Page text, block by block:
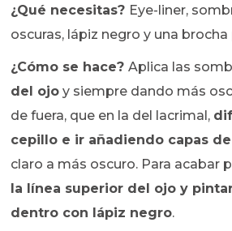
¿Qué necesitas? Eye-liner,
oscuras, lápiz negro y una
¿Cómo se hace?Aplica las
del ojo y siempre dando más
de fuera, que en la del lacrimal,
cepillo e ir añadiendo capas
claro a más oscuro. Para acabar
la línea superior del ojo y
dentro con lápiz negro.